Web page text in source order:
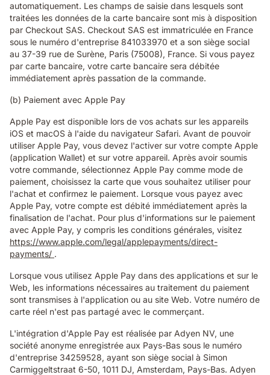
automatiquement. Les champs de saisie dans lesquels sont
traitées les données de la carte bancaire sont mis à disposition
par Checkout SAS. Checkout SAS est immatriculée en France
sous le numéro d'entreprise 841033970 et a son siège social
au 37-39 rue de Surène, Paris (75008), France. Si vous payez
par carte bancaire, votre carte bancaire sera débitée
immédiatement après passation de la commande.
(b) Paiement avec Apple Pay
Apple Pay est disponible lors de vos achats sur les appareils
iOS et macOS à l'aide du navigateur Safari. Avant de pouvoir
utiliser Apple Pay, vous devez l'activer sur votre compte Apple
(application Wallet) et sur votre appareil. Après avoir soumis
votre commande, sélectionnez Apple Pay comme mode de
paiement, choisissez la carte que vous souhaitez utiliser pour
l'achat et confirmez le paiement. Lorsque vous payez avec
Apple Pay, votre compte est débité immédiatement après la
finalisation de l'achat. Pour plus d'informations sur le paiement
avec Apple Pay, y compris les conditions générales, visitez
https://www.apple.com/legal/applepayments/direct-
payments/ .
Lorsque vous utilisez Apple Pay dans des applications et sur le
Web, les informations nécessaires au traitement du paiement
sont transmises à l'application ou au site Web. Votre numéro de
carte réel n'est pas partagé avec le commerçant.
L'intégration d'Apple Pay est réalisée par Adyen NV, une
société anonyme enregistrée aux Pays-Bas sous le numéro
d'entreprise 34259528, ayant son siège social à Simon
Carmiggeltstraat 6-50, 1011 DJ, Amsterdam, Pays-Bas. Adyen